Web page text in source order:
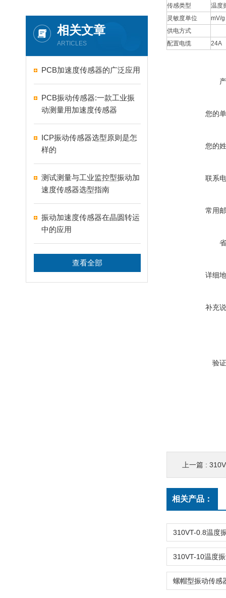
相关文章
ARTICLES
PCB加速度传感器的广泛应用
PCB振动传感器:一款工业振
动测量用加速度传感器
ICP振动传感器选型原则是怎
样的
测试测量与工业监控型振动加
速度传感器选型指南
振动加速度传感器在晶圆转运
中的应用
查看全部
传感类型
温度
灵敏度单位
mV/g
供电方式
配置电缆
24A
您的
您的
联系
常用
详细
补充
验
上一篇 :
相关产品：
310VT-10温度